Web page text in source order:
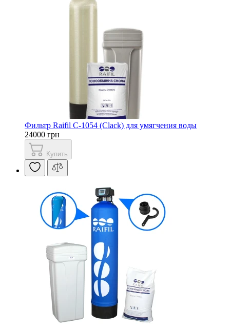
Фильтр Raifil С-1054 (Clack) для умягчения воды
24000 грн
Купить